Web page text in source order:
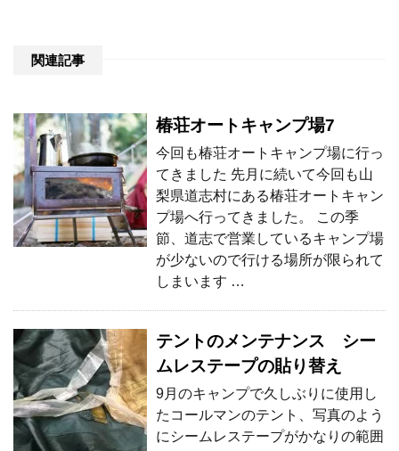
関連記事
椿荘オートキャンプ場7
今回も椿荘オートキャンプ場に行っ
てきました 先月に続いて今回も山
梨県道志村にある椿荘オートキャン
プ場へ行ってきました。 この季
節、道志で営業しているキャンプ場
が少ないので行ける場所が限られて
しまいます …
テントのメンテナンス シー
ムレステープの貼り替え
9月のキャンプで久しぶりに使用し
たコールマンのテント、写真のよう
にシームレステープがかなりの範囲